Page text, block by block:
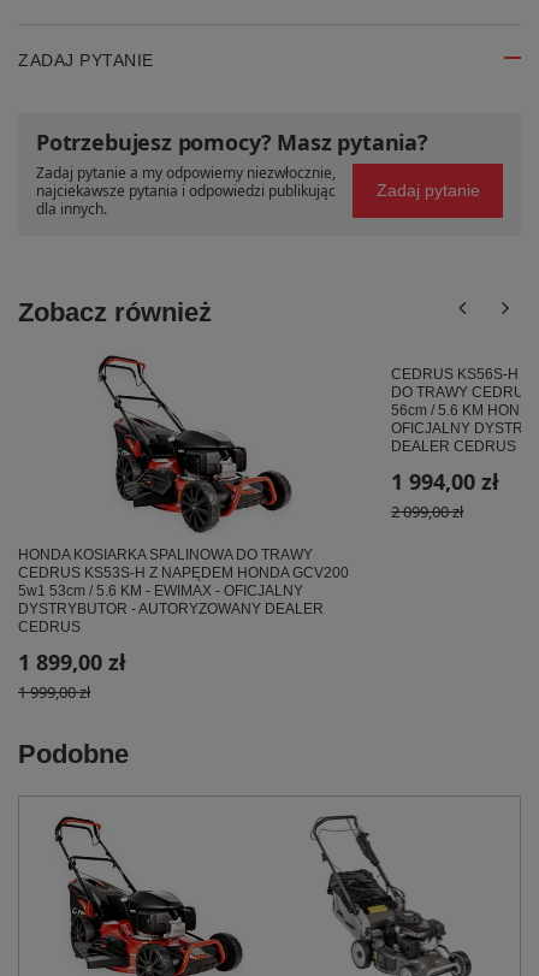
ZADAJ PYTANIE
Potrzebujesz pomocy? Masz pytania?
Zadaj pytanie a my odpowiemy niezwłocznie,
najciekawsze pytania i odpowiedzi publikując
dla innych.
Zadaj pytanie
Zobacz również
HONDA KOSIARKA SPALINOWA DO TRAWY
CEDRUS KS53S-H Z NAPĘDEM HONDA GCV200
5w1 53cm / 5.6 KM - EWIMAX - OFICJALNY
DYSTRYBUTOR - AUTORYZOWANY DEALER
CEDRUS
1 899,00 zł
1 999,00 zł
CEDRUS KS56S-H
DO TRAWY
56cm / 5.6 KM
OFICJALNY
DEALER CEDRUS
1 994,00 zł
2 099,00 zł
Podobne